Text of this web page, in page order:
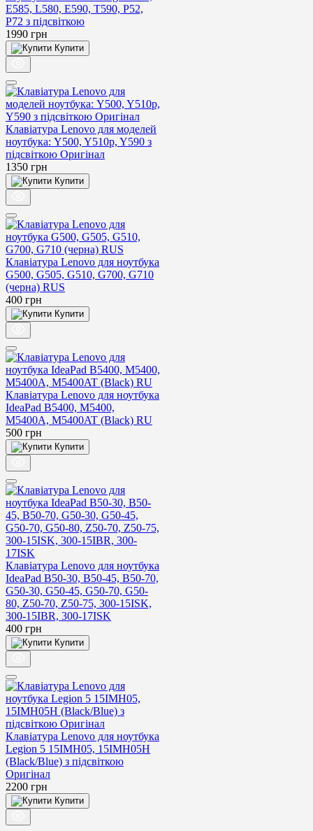
E585, L580, E590, T590, P52,
P72 з підсвіткою
1990 грн
Купити
Клавіатура Lenovo для моделей
ноутбука: Y500, Y510p, Y590 з
підсвіткою Оригінал
1350 грн
Купити
Клавіатура Lenovo для ноутбука
G500, G505, G510, G700, G710
(черна) RUS
400 грн
Купити
Клавіатура Lenovo для ноутбука
IdeaPad B5400, M5400,
M5400A, M5400AT (Black) RU
500 грн
Купити
Клавіатура Lenovo для ноутбука
IdeaPad B50-30, B50-45, B50-70,
G50-30, G50-45, G50-70, G50-
80, Z50-70, Z50-75, 300-15ISK,
300-15IBR, 300-17ISK
400 грн
Купити
Клавіатура Lenovo для ноутбука
Legion 5 15IMH05, 15IMH05H
(Black/Blue) з підсвіткою
Оригінал
2200 грн
Купити